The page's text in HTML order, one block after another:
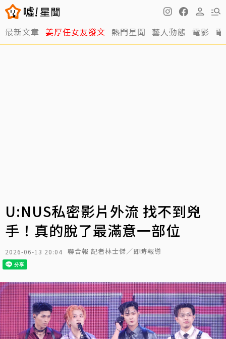
最新文章 姜厚任女友發文 熱門星聞 藝人動態 電影
U:NUS私密影片外流 找不到兇
手！真的脫了最滿意一部位
2026-06-13 20:04 聯合報 記者林士傑／即時報導